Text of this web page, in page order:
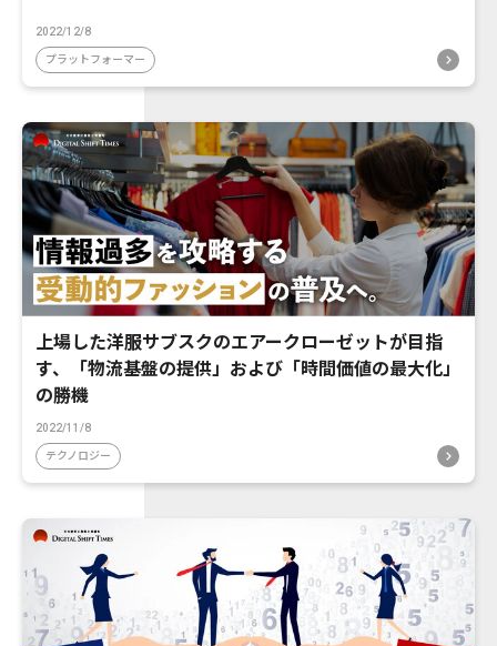
2022/12/8
プラットフォーマー
上場した洋服サブスクのエアークローゼットが目指
す、「物流基盤の提供」および「時間価値の最大化」
の勝機
2022/11/8
テクノロジー